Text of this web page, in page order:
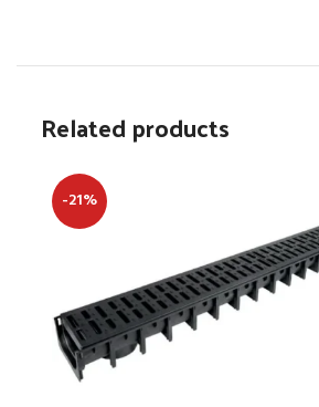
Related products
-21%